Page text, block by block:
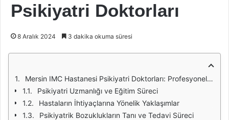
Psikiyatri Doktorları
8 Aralık 2024 3 dakika okuma süresi
Mersin IMC Hastanesi Psikiyatri Doktorları: Profesyonellik ve Şefkatin Buluşma Noktası
Psikiyatri Uzmanlığı ve Eğitim Süreci
Hastaların İhtiyaçlarına Yönelik Yaklaşımlar
Psikiyatrik Bozuklukların Tanı ve Tedavi Süreci